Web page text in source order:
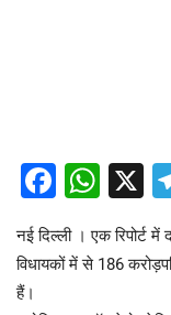
X
नई दिल्ली । एक रिपोर्ट में
विधायकों में से 186
हैं।